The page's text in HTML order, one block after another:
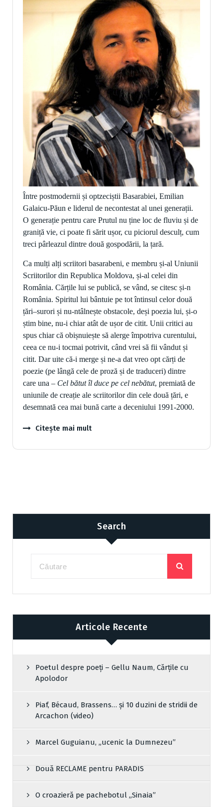
Între postmodernii și optzeciștii Basarabiei, Emilian
Galaicu-Păun e liderul de necontestat al unei generații.
O generație pentru care Prutul nu ține loc de fluviu și de
graniță vie, ci poate fi sărit ușor, cu piciorul desculț, cum
treci pârleazul dintre două gospodării, la țară.
Ca mulți alți scriitori basarabeni, e membru și-al Uniunii
Scriitorilor din Republica Moldova, și-al celei din
România. Cărțile lui se publică, se vând, se citesc și-n
România. Spiritul lui bântuie pe tot întinsul celor două
țări–surori și nu-ntâlnește obstacole, deși poezia lui, și-o
știm bine, nu-i chiar atât de ușor de citit. Unii critici au
spus chiar că obișnuiește să alerge împotriva curentului,
ceea ce nu-i tocmai potrivit, când vrei să fii vândut și
citit. Dar uite că-i merge și ne-a dat vreo opt cărți de
poezie (pe lângă cele de proză și de traduceri) dintre
care una – Cel bătut îl duce pe cel nebătut, premiată de
uniunile de creație ale scriitorilor din cele două țări, e
desemnată cea mai bună carte a deceniului 1991-2000.
Citește mai mult
Search
Articole Recente
Poetul despre poeți – Gellu Naum, Cărțile cu
Apolodor
Piaf, Bécaud, Brassens… și 10 duzini de stridii de
Arcachon (video)
Marcel Guguianu, „ucenic la Dumnezeu”
Două RECLAME pentru PARADIS
O croazieră pe pachebotul „Sinaia”